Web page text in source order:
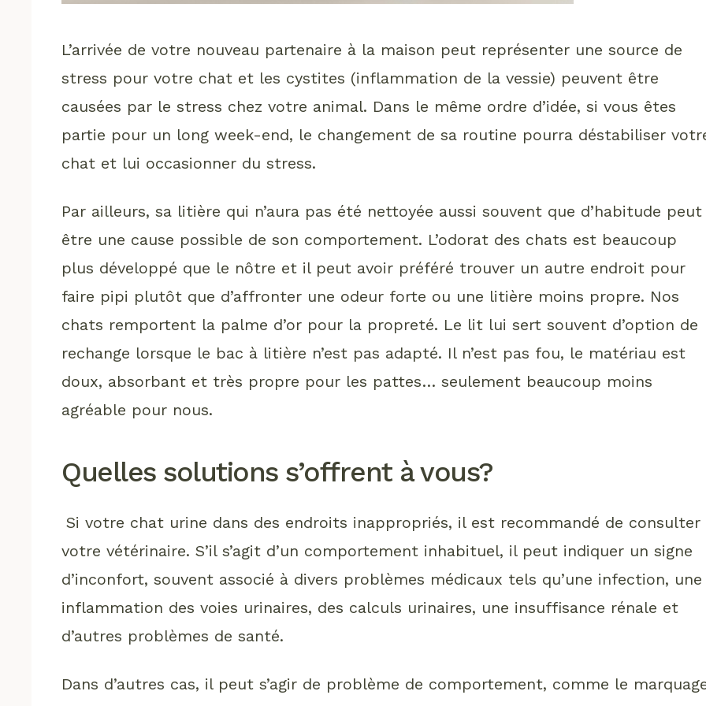
L’arrivée de votre nouveau partenaire à la maison peut représenter une source de
stress pour votre chat et les cystites (inflammation de la vessie) peuvent être
causées par le stress chez votre animal. Dans le même ordre d’idée, si vous êtes
partie pour un long week-end, le changement de sa routine pourra déstabiliser
chat et lui occasionner du stress.
Par ailleurs, sa litière qui n’aura pas été nettoyée aussi souvent que d’habitude peut
être une cause possible de son comportement. L’odorat des chats est beaucoup
plus développé que le nôtre et il peut avoir préféré trouver un autre endroit pour
faire pipi plutôt que d’affronter une odeur forte ou une litière moins propre. Nos
chats remportent la palme d’or pour la propreté. Le lit lui sert souvent d’option de
rechange lorsque le bac à litière n’est pas adapté. Il n’est pas fou, le matériau est
doux, absorbant et très propre pour les pattes… seulement beaucoup moins
agréable pour nous.
Quelles solutions s’offrent à vous?
Si votre chat urine dans des endroits inappropriés, il est recommandé de consulter
votre vétérinaire. S’il s’agit d’un comportement inhabituel, il peut indiquer un signe
d’inconfort, souvent associé à divers problèmes médicaux tels qu’une infection, une
inflammation des voies urinaires, des calculs urinaires, une insuffisance rénale et
d’autres problèmes de santé.
Dans d’autres cas, il peut s’agir de problème de comportement, comme le